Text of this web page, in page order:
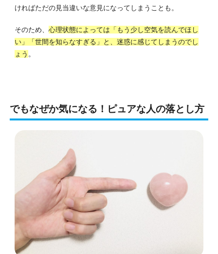
ければただの見当違いな意見になってしまうことも。
そのため、 心理状態によっては「もう少し空気を読んでほし
い」「世間を知らなすぎる」と、迷惑に感じてしまうのでし
ょう 。
でもなぜか気になる！ピュアな人の落とし方